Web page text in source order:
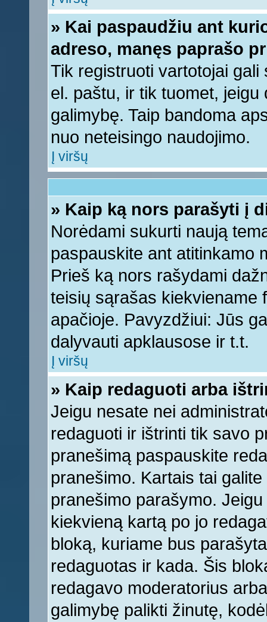
» Kai paspaudžiu ant
adreso, manęs paprašo
Tik registruoti vartotojai
el. paštu, ir tik tuomet,
galimybę. Taip bandoma
nuo neteisingo naudojimo.
Į viršų
» Kaip ką nors parašyti į
Norėdami sukurti naują
paspauskite ant atitinkamo
Prieš ką nors rašydami
teisių sąrašas kiekviename
apačioje. Pavyzdžiui: Jūs
dalyvauti apklausose ir t.t.
Į viršų
» Kaip redaguoti arba
Jeigu nesate nei
redaguoti ir ištrinti tik savo
pranešimą paspauskite
pranešimo. Kartais tai
pranešimo parašymo.
kiekvieną kartą po jo
bloką, kuriame bus
redaguotas ir kada. Šis
redagavo moderatorius
galimybę palikti žinutę,